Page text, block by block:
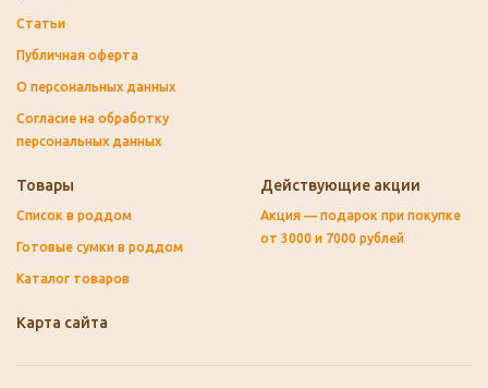
Статьи
Публичная оферта
О персональных данных
Согласие на обработку
персональных данных
Товары
Список в роддом
Готовые сумки в роддом
Каталог товаров
Действующие акции
Акция — подарок при покупке
от 3000 и 7000 рублей
Карта сайта